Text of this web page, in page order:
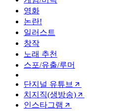
영화
논란!
일러스트
창작
노래 추천
스포/유출/루머
단지널 유튜브
치지직(생방송)
인스타그램